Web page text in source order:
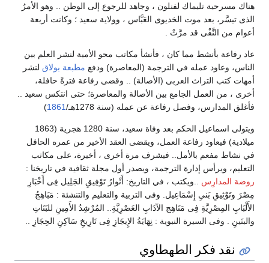
هناك مسرحية تليماك لفنلون ، وجاهد للرجوع إلى الوطن .. وهو الأمرُ
الذى تيسَّر، بعد موت الخديوى العَبَّاس ، وولاية سعيد ؛ وكانت أربعة
أعوام من النَّفْى قد مرَّتْ .
عاد رفاعة بأنشط مما كان ، فأنشأ مكاتب محو الأمية لنشر العلم بين
الناس، وعاود عمله في الترجمة (المعاصرة) ودفع مطبعة بولاق لنشر
أمهات كتب التراث العربى (الأصالة) .. وقضى رفاعة فترةً حافلة،
أخرى ، من العمل الجامع بين الأصالة والمعاصرة؛ حتى انتكس سعيد ..
فأغلق المدارس، وفصل رفاعة عن عمله (سنة 1278هـ/
1861
)
ويتولى اسماعيل الحكم بعد وفاة سعيد، سنة 1280 هجرية (1863
ميلادية) فيعاود رفاعة العمل، ويقضى العقد الأخير من عمره الحافل
في نشاط مفعم بالأمل.. فيشرف مرة أخرى ، أخيرة، على مكاتب
التعليم، ويرأس إدارة الترجمة، ويصدر أول مجلة ثقافية في تاريخنا :
روضة المدارِس ..ويكتب ، في التاريخ: أَنْوارُ تَوْفِيقِ الجَلِيل فِى أَخْبَارِ
مِصْرَ وتَوْثِيقِ بَنىِ إِسْمَاعِيل. وفى التربية والتعليم والتنشئة : مَبَاهِجُ
الأَلْبَابِ المِصْرِيَّةِ فِى مَنَاهِج الآدَابِ العَصْرِيَّةِ.. المُرْشِدُ الأَمِينِ للبَنَاتِ
والبنَينِ . وفى السيرة النبوية : نِهَايَةُ الإِيجَازِ فِى تَارِيخِ سَاكِنِ الحِجَازِ ..
نقد فكر الطهطاوي